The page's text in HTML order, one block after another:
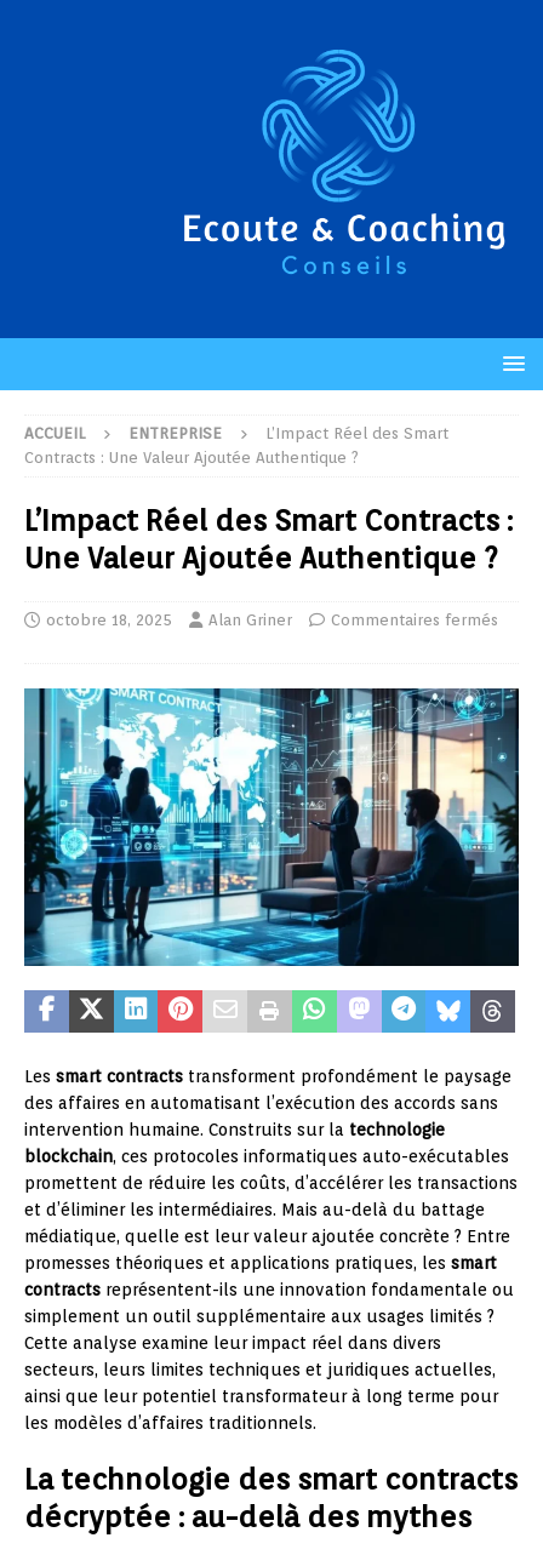
ACCUEIL ENTREPRISE
L’Impact Réel des Smart
Contracts : Une Valeur Ajoutée Authentique ?
L’Impact Réel des Smart Contracts :
Une Valeur Ajoutée Authentique ?
octobre 18, 2025 Alan Griner Commentaires fermés
Les smart contracts transforment profondément le paysage
des affaires en automatisant l’exécution des accords sans
intervention humaine. Construits sur la technologie
blockchain, ces protocoles informatiques auto-exécutables
promettent de réduire les coûts, d’accélérer les transactions
et d’éliminer les intermédiaires. Mais au-delà du battage
médiatique, quelle est leur valeur ajoutée concrète ? Entre
promesses théoriques et applications pratiques, les smart
contracts représentent-ils une innovation fondamentale ou
simplement un outil supplémentaire aux usages limités ?
Cette analyse examine leur impact réel dans divers
secteurs, leurs limites techniques et juridiques actuelles,
ainsi que leur potentiel transformateur à long terme pour
les modèles d’affaires traditionnels.
La technologie des smart contracts
décryptée : au-delà des mythes